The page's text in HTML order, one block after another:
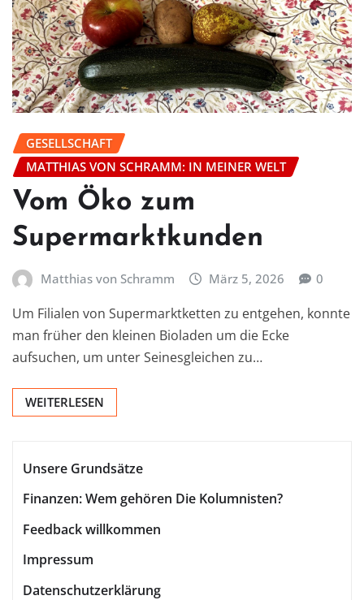
GESELLSCHAFT
MATTHIAS VON SCHRAMM: IN MEINER WELT
Vom Öko zum
Supermarktkunden
Matthias von Schramm März 5, 2026 0
Um Filialen von Supermarktketten zu entgehen, konnte
man früher den kleinen Bioladen um die Ecke
aufsuchen, um unter Seinesgleichen zu…
WEITERLESEN
Unsere Grundsätze
Finanzen: Wem gehören Die Kolumnisten?
Feedback willkommen
Impressum
Datenschutzerklärung